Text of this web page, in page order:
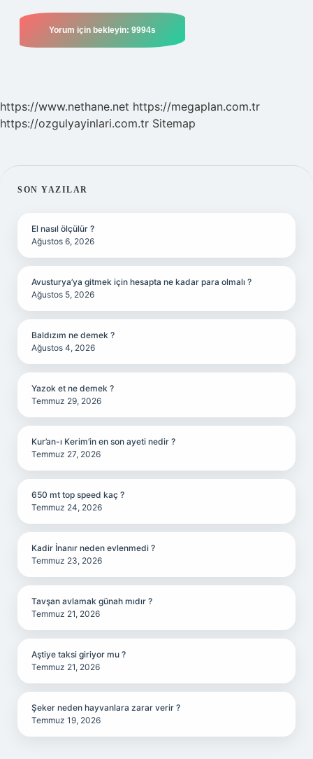
https://www.nethane.net https://megaplan.com.tr
https://ozgulyayinlari.com.tr Sitemap
SIDEBAR
SON YAZILAR
El nasıl ölçülür ?
Ağustos 6, 2026
Avusturya’ya gitmek için hesapta ne kadar para olmalı ?
Ağustos 5, 2026
Baldızım ne demek ?
Ağustos 4, 2026
Yazok et ne demek ?
Temmuz 29, 2026
Kur’an-ı Kerim’in en son ayeti nedir ?
Temmuz 27, 2026
650 mt top speed kaç ?
Temmuz 24, 2026
Kadir İnanır neden evlenmedi ?
Temmuz 23, 2026
Tavşan avlamak günah mıdır ?
Temmuz 21, 2026
Aştiye taksi giriyor mu ?
Temmuz 21, 2026
Şeker neden hayvanlara zarar verir ?
Temmuz 19, 2026